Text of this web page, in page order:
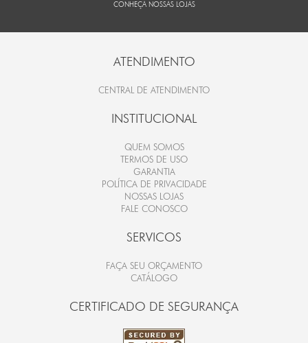
CONHEÇA NOSSAS LOJAS
ATENDIMENTO
CENTRAL DE ATENDIMENTO
INSTITUCIONAL
QUEM SOMOS
TERMOS DE USO
GARANTIA
POLÍTICA DE PRIVACIDADE
NOSSAS LOJAS
FALE CONOSCO
SERVICOS
FAÇA SEU ORÇAMENTO
CATÁLOGO
CERTIFICADO DE SEGURANÇA